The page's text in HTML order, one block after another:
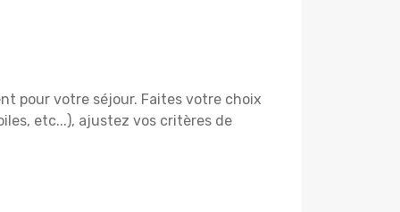
pour votre séjour. Faites votre choix
etc...), ajustez vos critères de